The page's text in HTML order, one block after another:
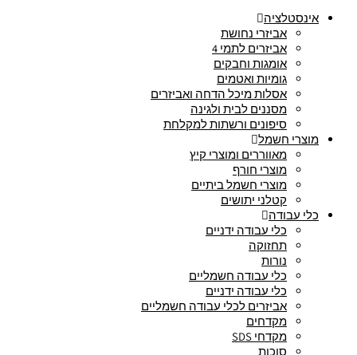
אינסטלציה
אביזרי נחושת
אביזרים לתמי 4
אומגות וחבקים
גומיות ואטמים
אסלות מיכל הדחה ואביזרים
מסננים לבית ולגינה
סיפונים ורשתות למקלחת
מוצרי חשמל
מאווררים ומוצרי קיץ
מוצרי חורף
מוצרי חשמל ביתיים
קטלני יתושים
כלי עבודה
כלי עבודה ידניים
תחזוקה
נורות
כלי עבודה חשמליים
כלי עבודה ידניים
אביזרים לכלי עבודה חשמליים
מקדחים
מקדחי SDS
סוכות